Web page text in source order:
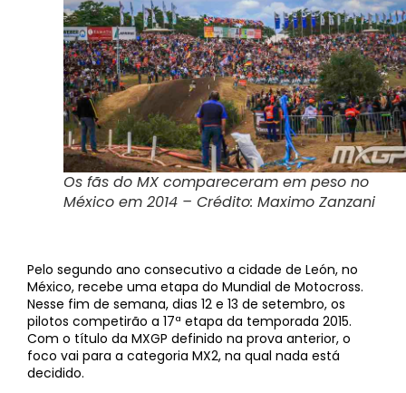
Os fãs do MX compareceram em peso no
México em 2014 – Crédito: Maximo Zanzani
Pelo segundo ano consecutivo a cidade de León, no
México, recebe uma etapa do Mundial de Motocross.
Nesse fim de semana, dias 12 e 13 de setembro, os
pilotos competirão a 17ª etapa da temporada 2015.
Com o título da MXGP definido na prova anterior, o
foco vai para a categoria MX2, na qual nada está
decidido.